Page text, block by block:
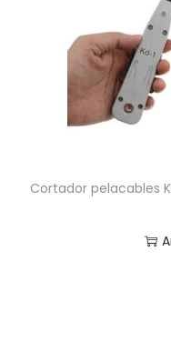
Cortador pelacables